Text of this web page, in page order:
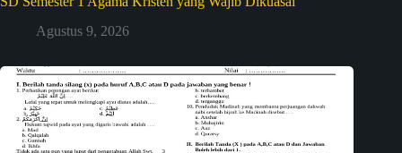
Agustus 9, 2026